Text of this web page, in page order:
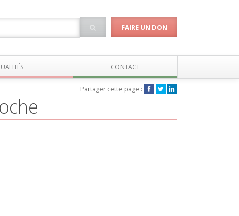
FAIRE UN DON
CONTACT
Partager cette page :